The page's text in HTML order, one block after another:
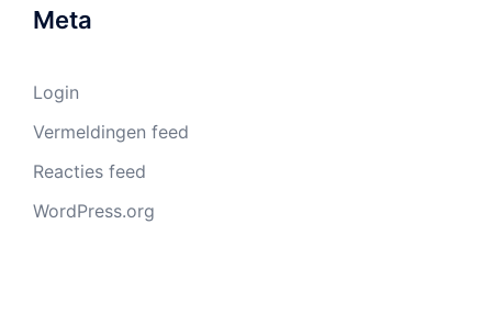
Meta
Login
Vermeldingen feed
Reacties feed
WordPress.org